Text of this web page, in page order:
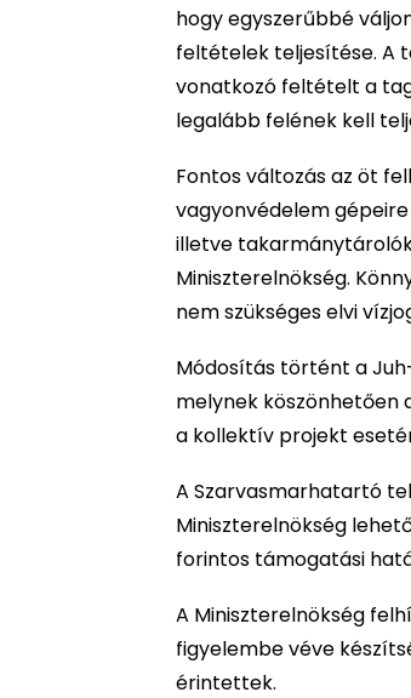
hogy egyszerűbbé
feltételek teljesítése. A
vonatkozó feltételt a
legalább felének kell
Fontos változás az öt
vagyonvédelem
illetve
Miniszterelnökség.
nem szükséges elvi
Módosítás történt a
melynek köszönhetően
a kollektív projekt
A Szarvasmarhatartó
Miniszterelnökség
forintos támogatási
A Miniszterelnökség
figyelembe véve
érintettek.